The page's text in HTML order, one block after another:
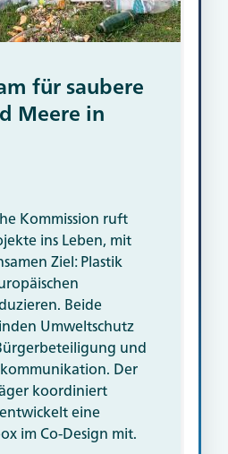
für saubere
Meere in
Kommission ruft
ins Leben, mit
Ziel: Plastik
Beide
Umweltschutz
und
Der
koordiniert
eine
im Co-Design mit.